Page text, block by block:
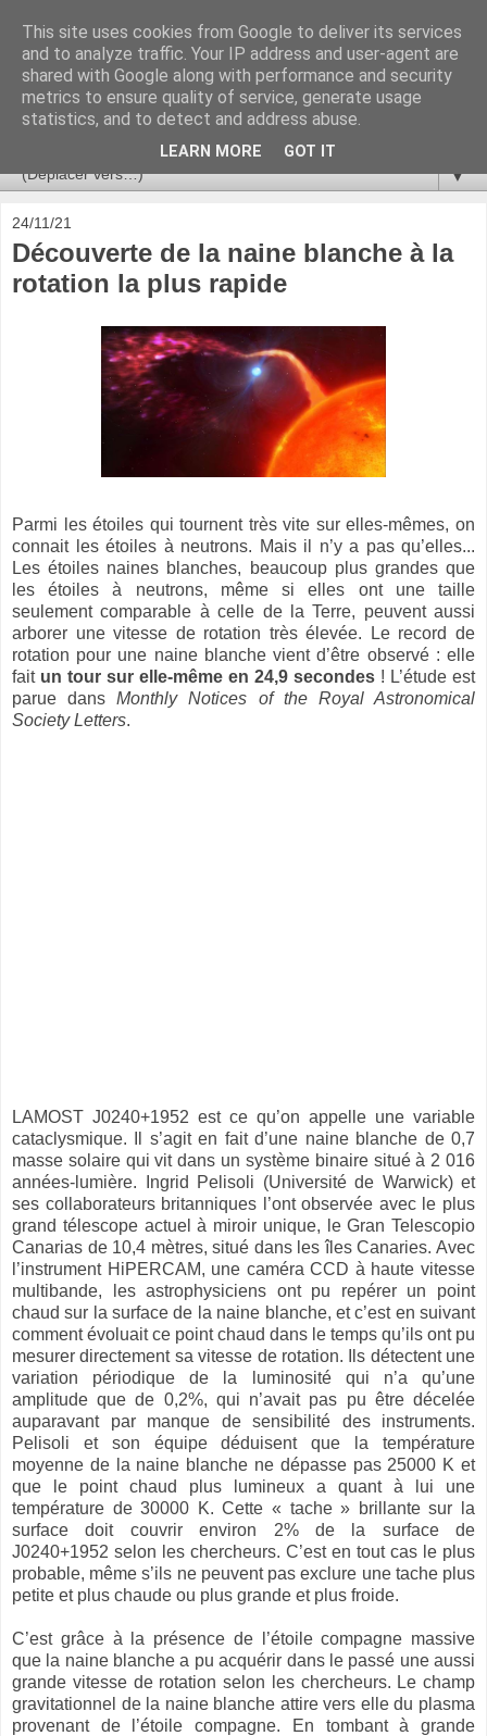
Ça se passe là haut
Astronomie, Astrophysique, Astroparticules, Cosmologie.
L'infini se contemple, indéfiniment. ISSN 2272-5768
▼
24/11/21
Découverte de la naine blanche à la
rotation la plus rapide
Parmi les étoiles qui tournent très vite sur elles-mêmes, on
connait les étoiles à neutrons. Mais il n’y a pas qu’elles...
Les étoiles naines blanches, beaucoup plus grandes que
les étoiles à neutrons, même si elles ont une taille
seulement comparable à celle de la Terre, peuvent aussi
arborer une vitesse de rotation très élevée. Le record de
rotation pour une naine blanche vient d’être observé : elle
fait un tour sur elle-même en 24,9 secondes ! L’étude est
parue dansMonthly Notices of the Royal Astronomical
Society Letters.
LAMOST J0240+1952 est ce qu’on appelle une variable
cataclysmique. Il s’agit en fait d’une naine blanche de 0,7
masse solaire qui vit dans un système binaire situé à 2 016
années-lumière. Ingrid Pelisoli (Université de Warwick) et
ses collaborateurs britanniques l’ont observée avec le plus
grand télescope actuel à miroir unique, le Gran Telescopio
Canarias de 10,4 mètres, situé dans les îles Canaries. Avec
l’instrument HiPERCAM, une caméra CCD à haute vitesse
multibande, les astrophysiciens ont pu repérer un point
chaud sur la surface de la naine blanche, et c’est en suivant
comment évoluait ce point chaud dans le temps qu’ils ont pu
mesurer directement sa vitesse de rotation. Ils détectent une
variation périodique de la luminosité qui n’a qu’une
amplitude que de 0,2%, qui n’avait pas pu être décelée
auparavant par manque de sensibilité des instruments.
Pelisoli et son équipe déduisent que la température
moyenne de la naine blanche ne dépasse pas 25000 K et
que le point chaud plus lumineux a quant à lui une
température de 30000 K. Cette « tache » brillante sur la
surface doit couvrir environ 2% de la surface de
J0240+1952 selon les chercheurs. C’est en tout cas le plus
probable, même s’ils ne peuvent pas exclure une tache plus
petite et plus chaude ou plus grande et plus froide.
C’est grâce à la présence de l’étoile compagne massive
que la naine blanche a pu acquérir dans le passé une aussi
grande vitesse de rotation selon les chercheurs. Le champ
gravitationnel de la naine blanche attire vers elle du plasma
provenant de l’étoile compagne. En tombant à grande
This site uses cookies from Google to deliver its services
and to analyze traffic. Your IP address and user-agent are
shared with Google along with performance and security
metrics to ensure quality of service, generate usage
statistics, and to detect and address abuse.
LEARN MORE GOT IT